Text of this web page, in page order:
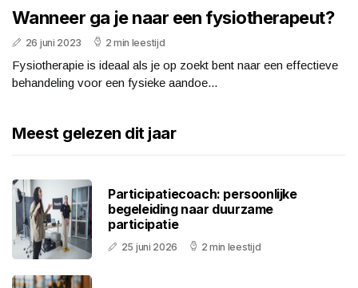
Wanneer ga je naar een fysiotherapeut?
26 juni 2023 2 min leestijd
Fysiotherapie is ideaal als je op zoekt bent naar een effectieve
behandeling voor een fysieke aandoe...
Meest gelezen dit jaar
Participatiecoach: persoonlijke
begeleiding naar duurzame
participatie
25 juni 2026 2 min leestijd